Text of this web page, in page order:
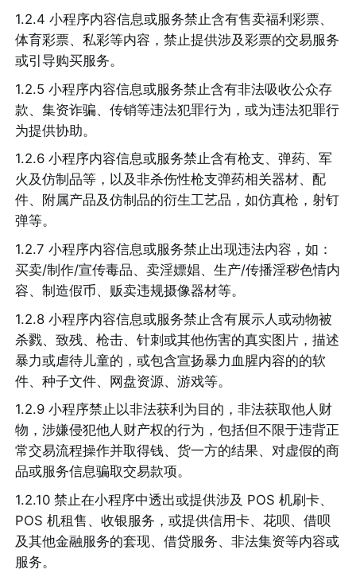
1.2.4 小程序内容信息或服务禁止含有售卖福利彩票、
体育彩票、私彩等内容，禁止提供涉及彩票的交易服务
或引导购买服务。
1.2.5 小程序内容信息或服务禁止含有非法吸收公众存
款、集资诈骗、传销等违法犯罪行为，或为违法犯罪行
为提供协助。
1.2.6 小程序内容信息或服务禁止含有枪支、弹药、军
火及仿制品等，以及非杀伤性枪支弹药相关器材、配
件、附属产品及仿制品的衍生工艺品，如仿真枪，射钉
弹等。
1.2.7 小程序内容信息或服务禁止出现违法内容，如：
买卖/制作/宣传毒品、卖淫嫖娼、生产/传播淫秽色情内
容、制造假币、贩卖违规摄像器材等。
1.2.8 小程序内容信息或服务禁止含有展示人或动物被
杀戮、致残、枪击、针刺或其他伤害的真实图片，描述
暴力或虐待儿童的，或包含宣扬暴力血腥内容的的软
件、种子文件、网盘资源、游戏等。
1.2.9 小程序禁止以非法获利为目的，非法获取他人财
物，涉嫌侵犯他人财产权的行为，包括但不限于违背正
常交易流程操作并取得钱、货一方的结果、对虚假的商
品或服务信息骗取交易款项。
1.2.10 禁止在小程序中透出或提供涉及 POS 机刷卡、
POS 机租售、收银服务，或提供信用卡、花呗、借呗
及其他金融服务的套现、借贷服务、非法集资等内容或
服务。